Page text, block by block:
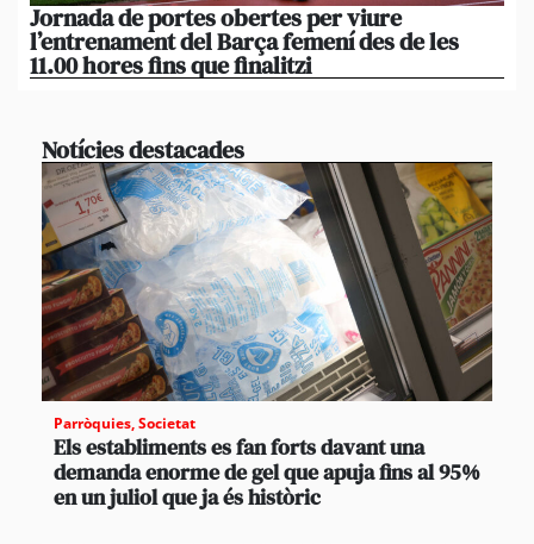
Jornada de portes obertes per viure
l’entrenament del Barça femení des de les
11.00 hores fins que finalitzi
Notícies destacades
Parròquies,Societat
Els establiments es fan forts davant una
demanda enorme de gel que apuja fins al 95%
en un juliol que ja és històric